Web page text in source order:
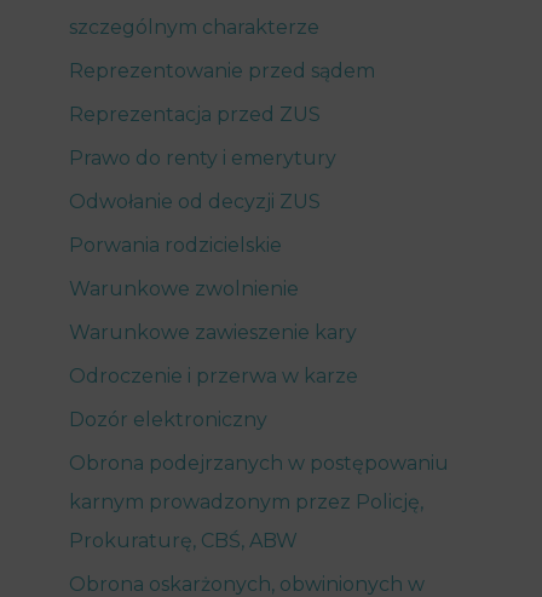
szczególnym charakterze
Reprezentowanie przed sądem
Reprezentacja przed ZUS
Prawo do renty i emerytury
Odwołanie od decyzji ZUS
Porwania rodzicielskie
Warunkowe zwolnienie
Warunkowe zawieszenie kary
Odroczenie i przerwa w karze
Dozór elektroniczny
Obrona podejrzanych w postępowaniu
karnym prowadzonym przez Policję,
Prokuraturę, CBŚ, ABW
Obrona oskarżonych, obwinionych w